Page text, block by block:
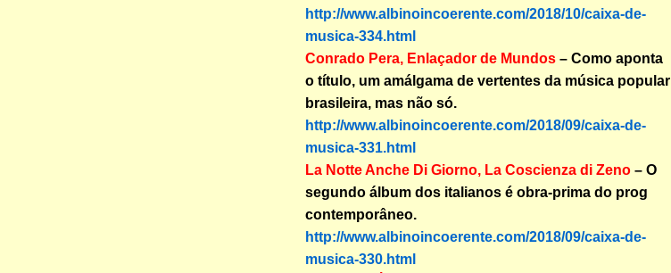
http://www.albinoincoerente.com/2018/10/caixa-de-
musica-334.html
Conrado Pera, Enlaçador de Mundos – Como aponta
o título, um amálgama de vertentes da música popular
brasileira, mas não só.
http://www.albinoincoerente.com/2018/09/caixa-de-
musica-331.html
La Notte Anche Di Giorno, La Coscienza di Zeno – O
segundo álbum dos italianos é obra-prima do prog
contemporâneo.
http://www.albinoincoerente.com/2018/09/caixa-de-
musica-330.html